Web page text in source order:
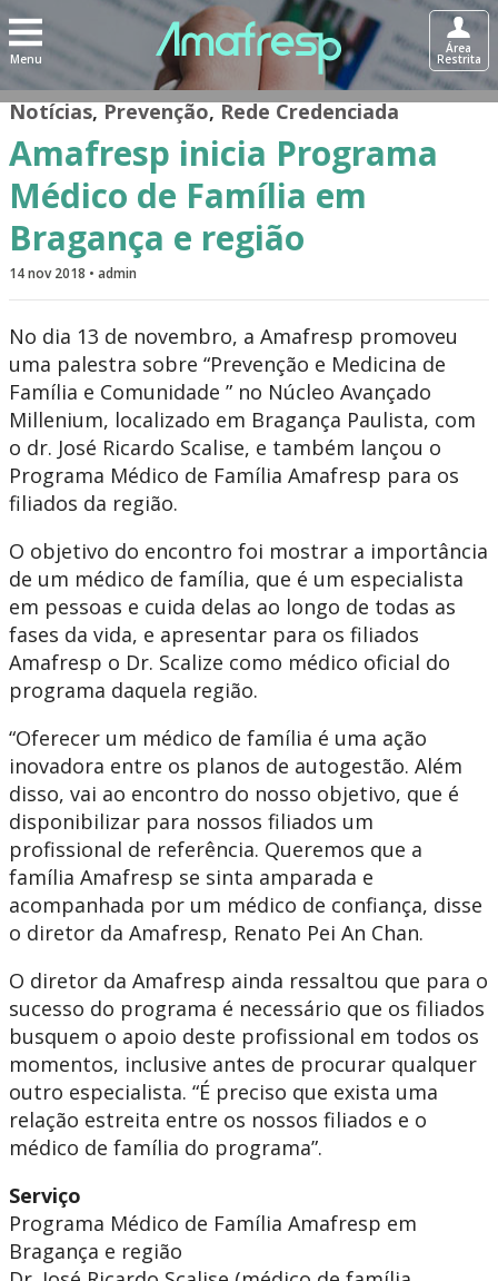
Menu
Área
Restrita
Notícias,Prevenção,Rede Credenciada
Amafresp inicia Programa
Médico de Família em
Bragança e região
14 nov 2018 • admin
No dia 13 de novembro, a Amafresp promoveu
uma palestra sobre “Prevenção e Medicina de
Família e Comunidade ” no Núcleo Avançado
Millenium, localizado em Bragança Paulista, com
o dr. José Ricardo Scalise, e também lançou o
Programa Médico de Família Amafresp para os
filiados da região.
O objetivo do encontro foi mostrar a importância
de um médico de família, que é um especialista
em pessoas e cuida delas ao longo de todas as
fases da vida, e apresentar para os filiados
Amafresp o Dr. Scalize como médico oficial do
programa daquela região.
“Oferecer um médico de família é uma ação
inovadora entre os planos de autogestão. Além
disso, vai ao encontro do nosso objetivo, que é
disponibilizar para nossos filiados um
profissional de referência. Queremos que a
família Amafresp se sinta amparada e
acompanhada por um médico de confiança, disse
o diretor da Amafresp, Renato Pei An Chan.
O diretor da Amafresp ainda ressaltou que para o
sucesso do programa é necessário que os filiados
busquem o apoio deste profissional em todos os
momentos, inclusive antes de procurar qualquer
outro especialista. “É preciso que exista uma
relação estreita entre os nossos filiados e o
médico de família do programa”.
Serviço
Programa Médico de Família Amafresp em
Bragança e região